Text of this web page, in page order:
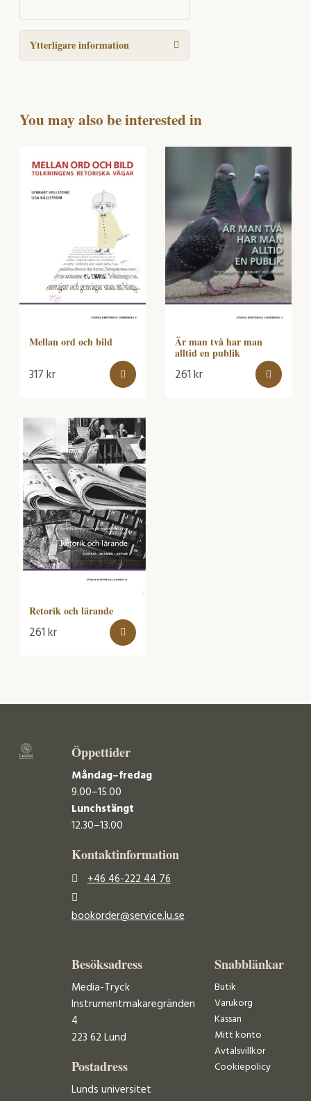
Ytterligare information
You may also be interested in
Mellan ord och bild
317kr
Är man två har man
alltid en publik
261kr
Retorik och lärande
261kr
Öppettider
Måndag–fredag
9.00–15.00
Lunchstängt
12.30–13.00
Kontaktinformation
+46 46-222 44 76
bookorder@service.lu.se
Besöksadress
Media-Tryck
Instrumentmakaregränden
4
223 62 Lund
Postadress
Lunds universitet
Snabblänkar
Butik
Varukorg
Kassan
Mitt konto
Avtalsvillkor
Cookiepolicy